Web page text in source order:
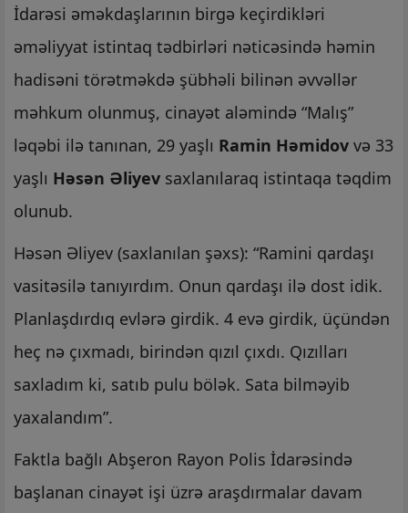
İdarəsi əməkdaşlarının birgə keçirdikləri
əməliyyat istintaq tədbirləri nəticəsində həmin
hadisəni törətməkdə şübhəli bilinən əvvəllər
məhkum olunmuş, cinayət aləmində “Malış”
ləqəbi ilə tanınan, 29 yaşlı Ramin Həmidov və 33
yaşlı Həsən Əliyev saxlanılaraq istintaqa təqdim
olunub.
Həsən Əliyev (saxlanılan şəxs): “Ramini qardaşı
vasitəsilə tanıyırdım. Onun qardaşı ilə dost idik.
Planlaşdırdıq evlərə girdik. 4 evə girdik, üçündən
heç nə çıxmadı, birindən qızıl çıxdı. Qızılları
saxladım ki, satıb pulu bölək. Sata bilməyib
yaxalandım”.
Faktla bağlı Abşeron Rayon Polis İdarəsində
başlanan cinayət işi üzrə araşdırmalar davam